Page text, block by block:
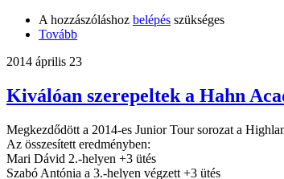
A hozzászóláshoz belépés szükséges
Tovább
2014 április 23
Kiválóan szerepeltek a Hahn
Megkezdődött a 2014-es Junior Tour sorozat a
Az összesített eredményben:
Mari Dávid 2.-helyen +3 ütés
Szabó Antónia a 3.-helyen végzett +3 ütés